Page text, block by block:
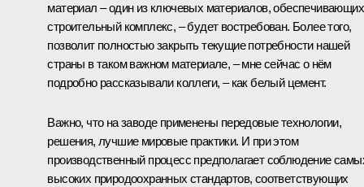
материал – один из ключевых материалов, обеспечивающих
строительный комплекс, – будет востребован. Более того,
позволит полностью закрыть текущие потребности нашей
страны в таком важном материале, – мне сейчас о нём
подробно рассказывали коллеги, – как белый цемент.
Важно, что на заводе применены передовые технологии,
решения, лучшие мировые практики. И при этом
производственный процесс предполагает соблюдение
высоких природоохранных стандартов, соответствующих